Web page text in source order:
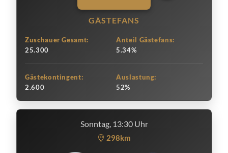
GÄSTEFANS
Zuschauer Gesamt:
25.300
Anteil Gästefans:
5.34%
Gästekontingent:
2.600
Auslastung:
52%
Sonntag, 13:30 Uhr
298km